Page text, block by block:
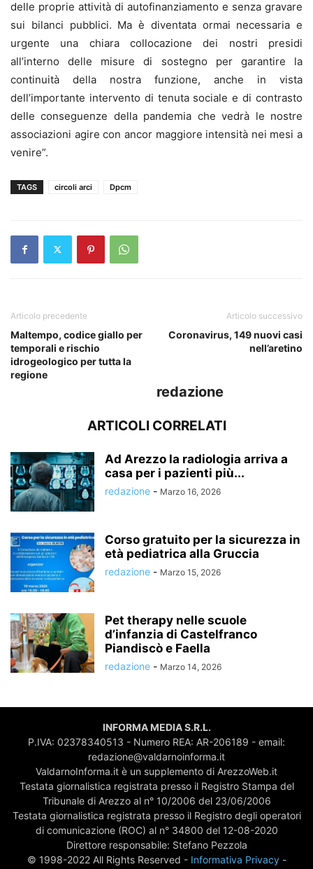
delle proprie attività di autofinanziamento e senza gravare
sui bilanci pubblici. Ma è diventata ormai necessaria e
urgente una chiara collocazione dei nostri presidi
all’interno delle misure di sostegno per garantire la
continuità della nostra funzione, anche in vista
dell’importante intervento di tenuta sociale e di contrasto
delle conseguenze della pandemia che vedrà le nostre
associazioni agire con ancor maggiore intensità nei mesi a
venire”.
TAGS circoli arci Dpcm
Articolo precedente
Maltempo, codice giallo per
temporali e rischio
idrogeologico per tutta la
regione
Articolo successivo
Coronavirus, 149 nuovi casi
nell’aretino
redazione
ARTICOLI CORRELATI
Ad Arezzo la radiologia arriva a
casa per i pazienti più...
redazione - Marzo 16, 2026
Corso gratuito per la sicurezza in
età pediatrica alla Gruccia
redazione - Marzo 15, 2026
Pet therapy nelle scuole
d’infanzia di Castelfranco
Piandiscò e Faella
redazione - Marzo 14, 2026
INFORMA MEDIA S.R.L.
P.IVA: 02378340513 - Numero REA: AR-206189 - email:
redazione@valdarnoinforma.it
ValdarnoInforma.it è un supplemento di ArezzoWeb.it
Testata giornalistica registrata presso il Registro Stampa del
Tribunale di Arezzo al n° 10/2006 del 23/06/2006
Testata giornalistica registrata presso il Registro degli operatori
di comunicazione (ROC) al n° 34800 del 12-08-2020
Direttore responsabile: Stefano Pezzola
© 1998-2022 All Rights Reserved - Informativa Privacy-